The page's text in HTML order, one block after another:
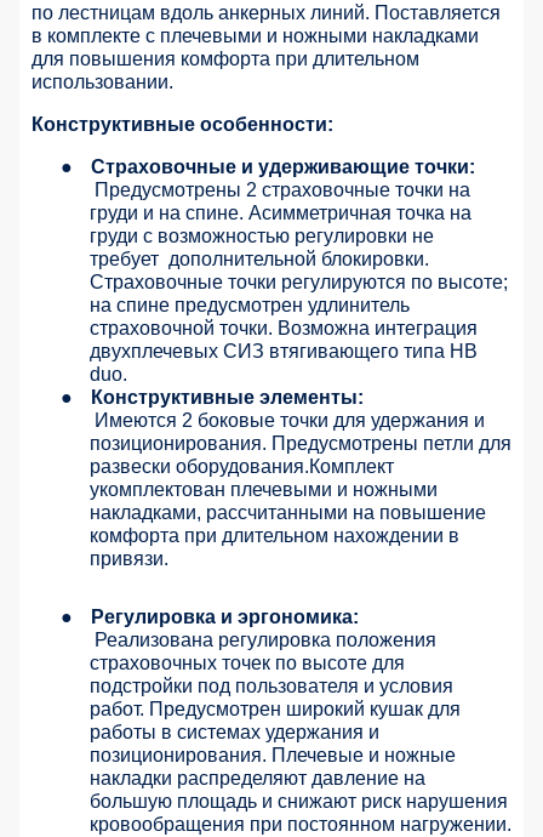
по лестницам вдоль анкерных линий. Поставляется
в комплекте с плечевыми и ножными накладками
для повышения комфорта при длительном
использовании.
Конструктивные особенности:
●
Страховочные и удерживающие точки:
Предусмотрены 2 страховочные точки на
груди и на спине. Асимметричная точка на
груди с возможностью регулировки не
требует дополнительной блокировки.
Страховочные точки регулируются по высоте;
на спине предусмотрен удлинитель
страховочной точки. Возможна интеграция
двухплечевых СИЗ втягивающего типа НВ
duo.
●
Конструктивные элементы:
Имеются 2 боковые точки для удержания и
позиционирования. Предусмотрены петли для
развески оборудования.Комплект
укомплектован плечевыми и ножными
накладками, рассчитанными на повышение
комфорта при длительном нахождении в
привязи.
●
Регулировка и эргономика:
Реализована регулировка положения
страховочных точек по высоте для
подстройки под пользователя и условия
работ. Предусмотрен широкий кушак для
работы в системах удержания и
позиционирования. Плечевые и ножные
накладки распределяют давление на
большую площадь и снижают риск нарушения
кровообращения при постоянном нагружении.